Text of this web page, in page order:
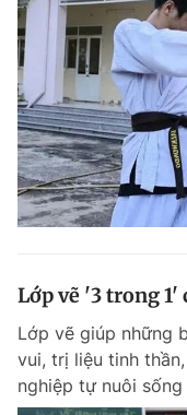
Lớp vẽ '3 trong
Lớp vẽ giúp những
vui, trị liệu tinh
nghiệp tự nuôi sống